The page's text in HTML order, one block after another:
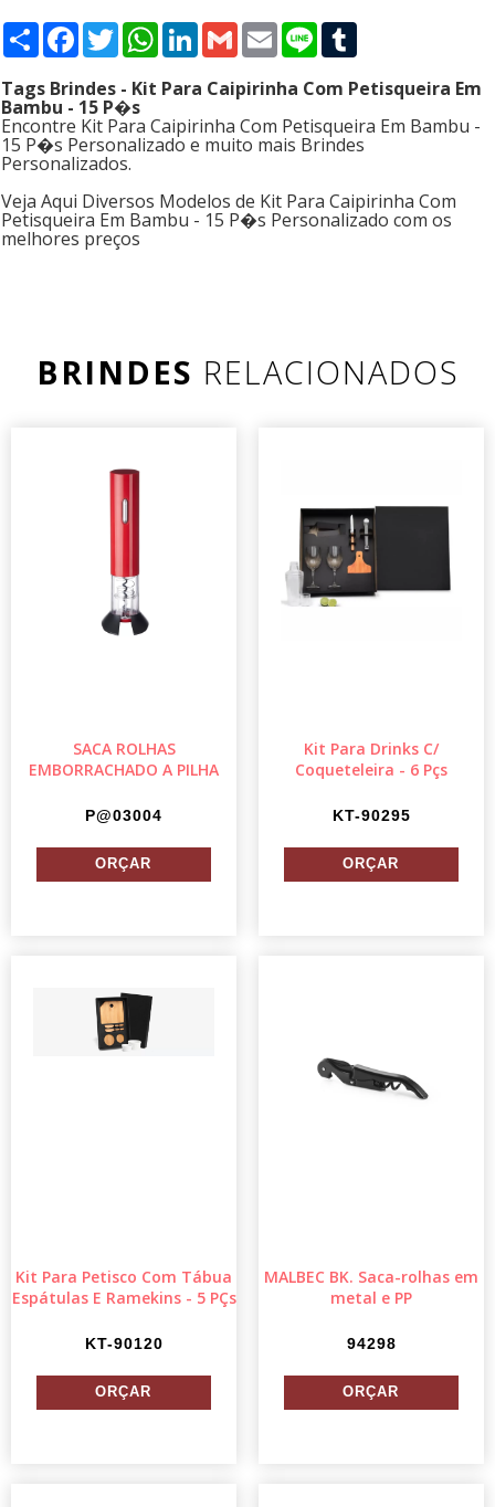
Compartilhar
Facebook
TwitterWhatsApp
LinkedIn
GmailEmailLine
Tags Brindes - Kit Para Caipirinha Com Petisqueira Em
Bambu - 15 P�s
Encontre Kit Para Caipirinha Com Petisqueira Em Bambu -
15 P�s Personalizado e muito mais Brindes
Personalizados.
Veja Aqui Diversos Modelos de Kit Para Caipirinha Com
Petisqueira Em Bambu - 15 P�s Personalizado com os
melhores preços
BRINDES RELACIONADOS
SACA ROLHAS
EMBORRACHADO A PILHA
P@03004
Kit Para Drinks C/
Coqueteleira - 6 Pçs
KT-90295
Kit Para Petisco Com Tábua
Espátulas E Ramekins - 5 PÇs
KT-90120
MALBEC BK. Saca-rolhas em
metal e PP
94298